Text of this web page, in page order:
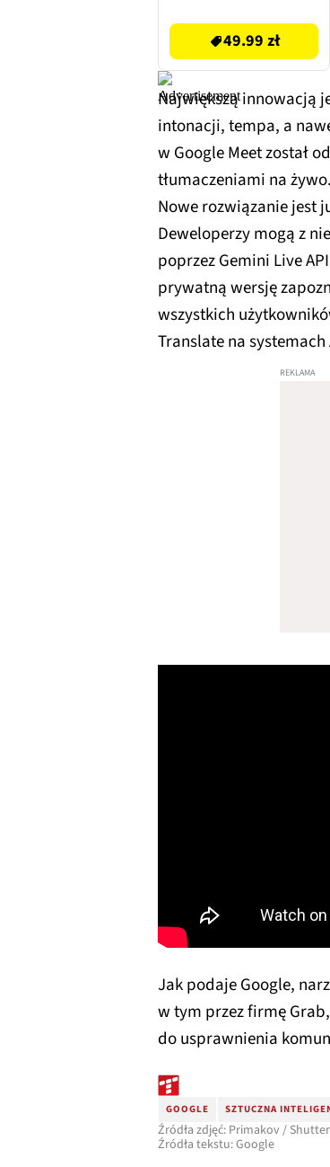
49.99 zł
Największą innowacją
intonacji, tempa, a
w Google Meet został
tłumaczeniami na żywo.
Nowe rozwiązanie jest
Deweloperzy mogą z
poprzez Gemini Live
prywatną wersję
wszystkich
Translate na
Jak podaje Google,
w tym przez firmę
do usprawnienia
GOOGLE SZTUCZNA
Źródła zdjęć: Primakov /
Źródła tekstu: Google